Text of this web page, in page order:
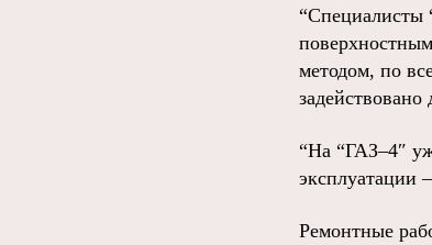
“Специалисты
методом, по
“На “ГАЗ–4″
эксплуатации
Ремонтные